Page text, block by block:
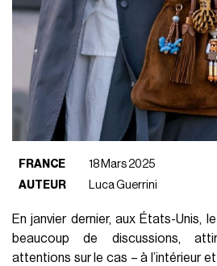
FRANCE
18 Mars 2025
AUTEUR
Luca Guerrini
En janvier dernier, aux États-Unis, le
beaucoup de discussions,
attentions sur le cas – à l’intérieur